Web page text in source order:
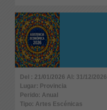
Del : 21/01/2026 Al: 31/12/2026
Lugar: Provincia
Perido: Anual
Tipo: Artes Escénicas